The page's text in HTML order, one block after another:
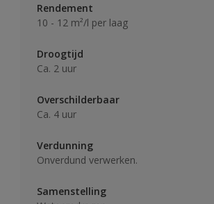
Rendement
10 - 12 m²/l per laag
Droogtijd
Ca. 2 uur
Overschilderbaar
Ca. 4 uur
Verdunning
Onverdund verwerken.
Samenstelling